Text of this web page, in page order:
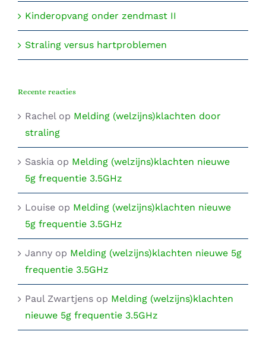
Kinderopvang onder zendmast II
Straling versus hartproblemen
Recente reacties
Rachel op Melding (welzijns)klachten door
straling
Saskia op Melding (welzijns)klachten nieuwe
5g frequentie 3.5GHz
Louise op Melding (welzijns)klachten nieuwe
5g frequentie 3.5GHz
Janny op Melding (welzijns)klachten nieuwe 5g
frequentie 3.5GHz
Paul Zwartjens op Melding (welzijns)klachten
nieuwe 5g frequentie 3.5GHz